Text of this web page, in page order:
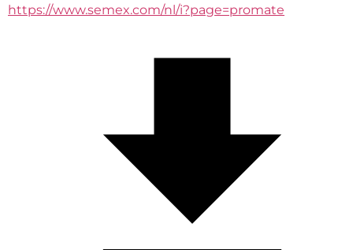
https://www.semex.com/nl/i?page=promate